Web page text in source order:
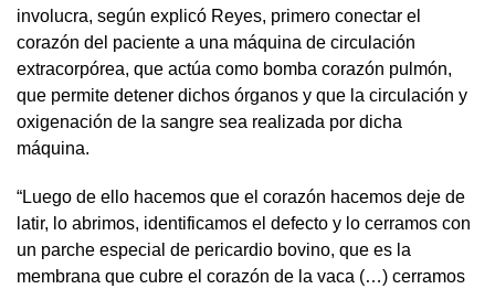
involucra, según explicó Reyes, primero conectar el
corazón del paciente a una máquina de circulación
extracorpórea, que actúa como bomba corazón pulmón,
que permite detener dichos órganos y que la circulación y
oxigenación de la sangre sea realizada por dicha
máquina.
“Luego de ello hacemos que el corazón hacemos deje de
latir, lo abrimos, identificamos el defecto y lo cerramos con
un parche especial de pericardio bovino, que es la
membrana que cubre el corazón de la vaca (…) cerramos